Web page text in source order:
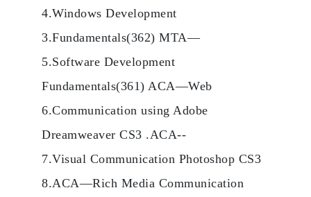
4.Windows Development
3.Fundamentals(362) MTA—
5.Software Development
Fundamentals(361) ACA—Web
6.Communication using Adobe
Dreamweaver CS3 .ACA--
7.Visual Communication Photoshop CS3
8.ACA—Rich Media Communication